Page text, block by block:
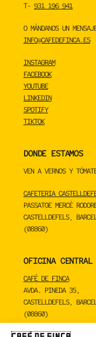
T- 931 196 941
O MÁNDANOS UN
INFO@CAFEDEFINCA.ES
INSTAGRAM
FACEBOOK
YOUTUBE
LINKEDIN
SPOTIFY
TIKTOK
DONDE ESTAMOS
VEN A VERNOS Y
CAFETERIA
PASSATGE MERCÈ
CASTELLDEFELS,
(08860)
OFICINA CENTRAL
CAFÉ DE FINCA
AVDA. PINEDA 35,
CASTELLDEFELS,
(08860)